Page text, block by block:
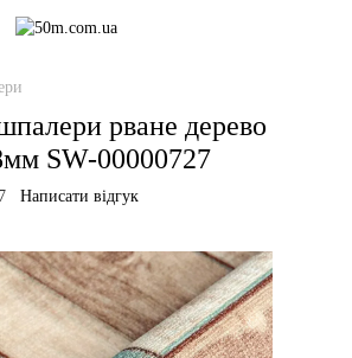
рване дерево
SW-00000727
Написати відгук